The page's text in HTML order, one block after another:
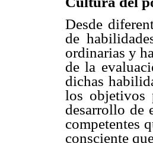
Desde
de
ordinarias y
de la
dichas
los objetivos
desarrollo de
competentes
consciente